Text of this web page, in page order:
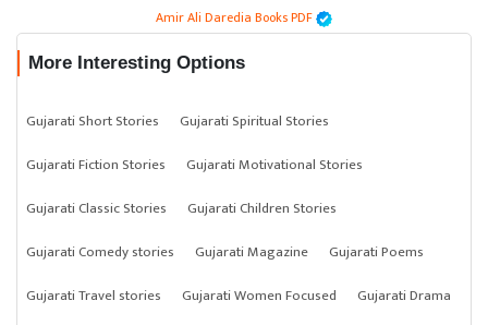
Amir Ali Daredia Books PDF
More Interesting Options
Gujarati Short Stories
Gujarati Spiritual Stories
Gujarati Fiction Stories
Gujarati Motivational Stories
Gujarati Classic Stories
Gujarati Children Stories
Gujarati Comedy stories
Gujarati Magazine
Gujarati Poems
Gujarati Travel stories
Gujarati Women Focused
Gujarati Drama